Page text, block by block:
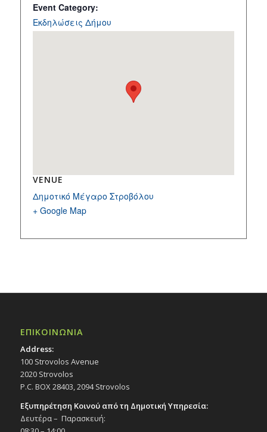
Event Category:
Εκδηλώσεις Δήμου
VENUE
Δημοτικό Μέγαρο Στροβόλου
+ Google Map
ΕΠΙΚΟΙΝΩΝΙΑ
Address:
100 Strovolos Avenue
2020 Strovolos
P.C. BOX 28403, 2094 Strovolos
Εξυπηρέτηση Κοινού από τη Δημοτική Υπηρεσία:
Δευτέρα – Παρασκευή: